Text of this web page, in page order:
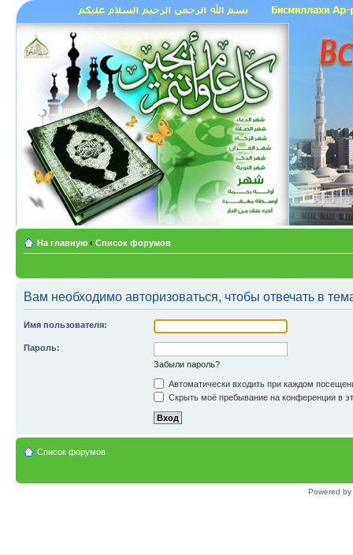
На главную ‹ Список форумов
Вам необходимо авторизоваться, чтобы отвечать в
Имя пользователя:
Пароль:
Забыли пароль?
Автоматически входить при каждом
Скрыть моё пребывание на конференции в
Список форумов
Powered by